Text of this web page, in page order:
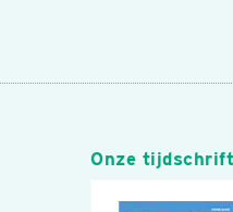
Onze